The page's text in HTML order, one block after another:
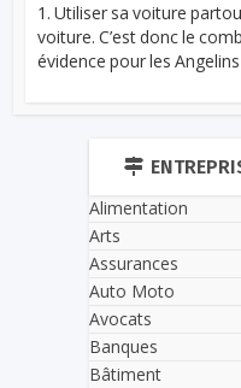
1. Utiliser sa voiture
voiture. C’est donc le
évidence pour les Angelins
Alimentation
Arts
Assurances
Auto Moto
Avocats
Banques
Bâtiment